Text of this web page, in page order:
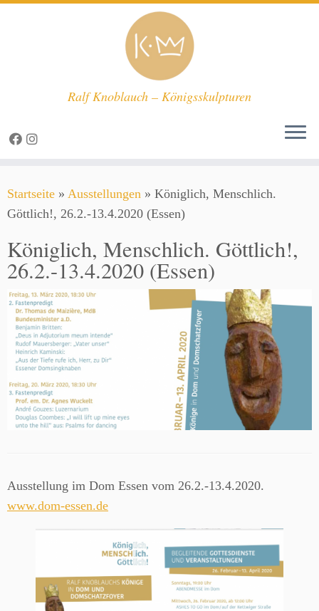
Inhalt
springen
Ralf Knoblauch – Königsskulpturen
Startseite » Ausstellungen » Königlich, Menschlich.
Göttlich!, 26.2.-13.4.2020 (Essen)
Königlich, Menschlich. Göttlich!,
26.2.-13.4.2020 (Essen)
Ausstellung im Dom Essen vom 26.2.-13.4.2020.
www.dom-essen.de